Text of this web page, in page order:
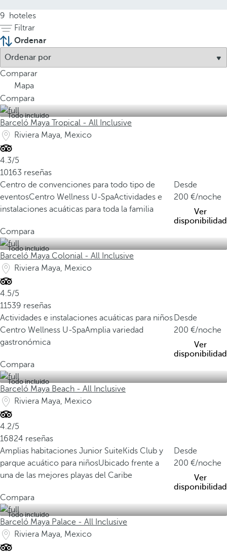
9
hoteles
Filtrar
Ordenar
Comparar
Mapa
Compara
Todo incluido
Barceló Maya Tropical - All Inclusive
Riviera Maya, Mexico
4.3/5
10163 reseñas
Centro de convenciones para todo tipo de
eventosCentro Wellness U-SpaActividades e
instalaciones acuáticas para toda la familia
Desde
200
/noche
Ver
disponibilidad
Compara
Todo incluido
Barceló Maya Colonial - All Inclusive
Riviera Maya, Mexico
4.5/5
11539 reseñas
Actividades e instalaciones acuáticas para niños
Centro Wellness U-SpaAmplia variedad
gastronómica
Desde
200
/noche
Ver
disponibilidad
Compara
Todo incluido
Barceló Maya Beach - All Inclusive
Riviera Maya, Mexico
4.2/5
16824 reseñas
Amplias habitaciones Junior SuiteKids Club y
parque acuático para niñosUbicado frente a
una de las mejores playas del Caribe
Desde
200
/noche
Ver
disponibilidad
Compara
Todo incluido
Barceló Maya Palace - All Inclusive
Riviera Maya, Mexico